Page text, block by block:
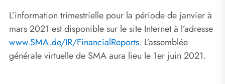
L’information trimestrielle pour la période de janvier à
mars 2021 est disponible sur le site Internet à l’adresse
www.SMA.de/IR/FinancialReports. L’assemblée
générale virtuelle de SMA aura lieu le 1er juin 2021.